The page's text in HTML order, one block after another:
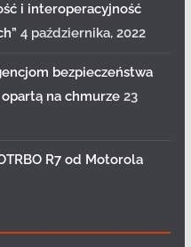
i interoperacyjność
4 października, 2022
bezpieczeństwa
opartą na chmurze 23
R7 od Motorola